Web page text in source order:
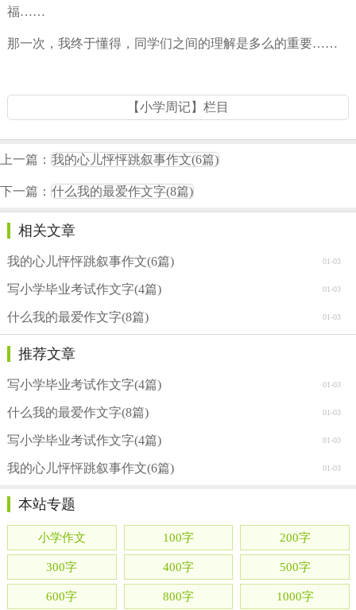
福……
那一次，我终于懂得，同学们之间的理解是多么的重要……
【小学周记】栏目
上一篇： 我的心儿怦怦跳叙事作文(6篇)
下一篇： 什么我的最爱作文字(8篇)
相关文章
01-03
我的心儿怦怦跳叙事作文(6篇)
01-03
写小学毕业考试作文字(4篇)
01-03
什么我的最爱作文字(8篇)
推荐文章
01-03
写小学毕业考试作文字(4篇)
01-03
什么我的最爱作文字(8篇)
01-03
写小学毕业考试作文字(4篇)
01-03
我的心儿怦怦跳叙事作文(6篇)
本站专题
小学作文 100字 200字
300字 400字 500字
600字 800字 1000字